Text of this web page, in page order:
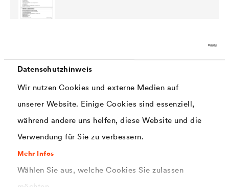
Datenschutzhinweis
Wir nutzen Cookies und externe Medien auf
unserer Website. Einige Cookies sind essenziell,
während andere uns helfen, diese Website und die
Verwendung für Sie zu verbessern.
Mehr Infos
Wählen Sie aus, welche Cookies Sie zulassen
SatiDur AquaPU (DE-CH)
PDF | 153,4 kB
SicherheitsdatenblattCWS WERTLACK